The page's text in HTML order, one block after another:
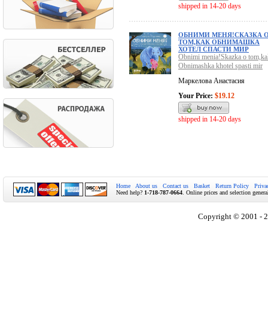
shipped in 14-20 days
ОБНИМИ МЕНЯ!СКАЗКА
ТОМ,КАК ОБНИМАШКА
ХОТЕЛ СПАСТИ МИР
Obnimi menia!Skazka o
Obnimashka khotel spasti mir
Маркелова Анастасия
Your Price: $19.12
shipped in 14-20 days
Home About us Contact us Basket Return Policy
Need help? 1-718-787-0664 . Online prices and selection
Copyright © 2001 -